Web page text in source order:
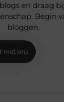
en draag
Begin
bloggen.
met ons